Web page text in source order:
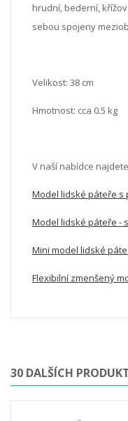
hrudní, bederní,
sebou spojeny
Velikost: 38 cm
Hmotnost: cca 0.5 kg
V naší nabídce
Model lidské páteře s
Model lidské páteře -
Mini model lidské
Flexibilní zmenšený
30 DALŠÍCH